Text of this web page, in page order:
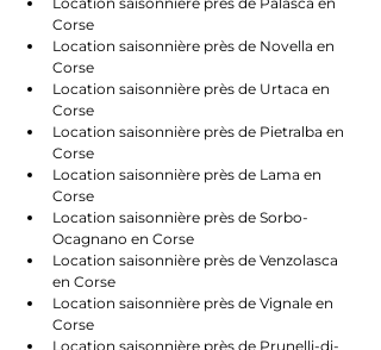
Corse
Location saisonnière près de Novella en
Corse
Location saisonnière près de Urtaca en
Corse
Location saisonnière près de Pietralba en
Corse
Location saisonnière près de Lama en
Corse
Location saisonnière près de Sorbo-
Ocagnano en Corse
Location saisonnière près de Venzolasca
en Corse
Location saisonnière près de Vignale en
Corse
Location saisonnière près de Prunelli-di-